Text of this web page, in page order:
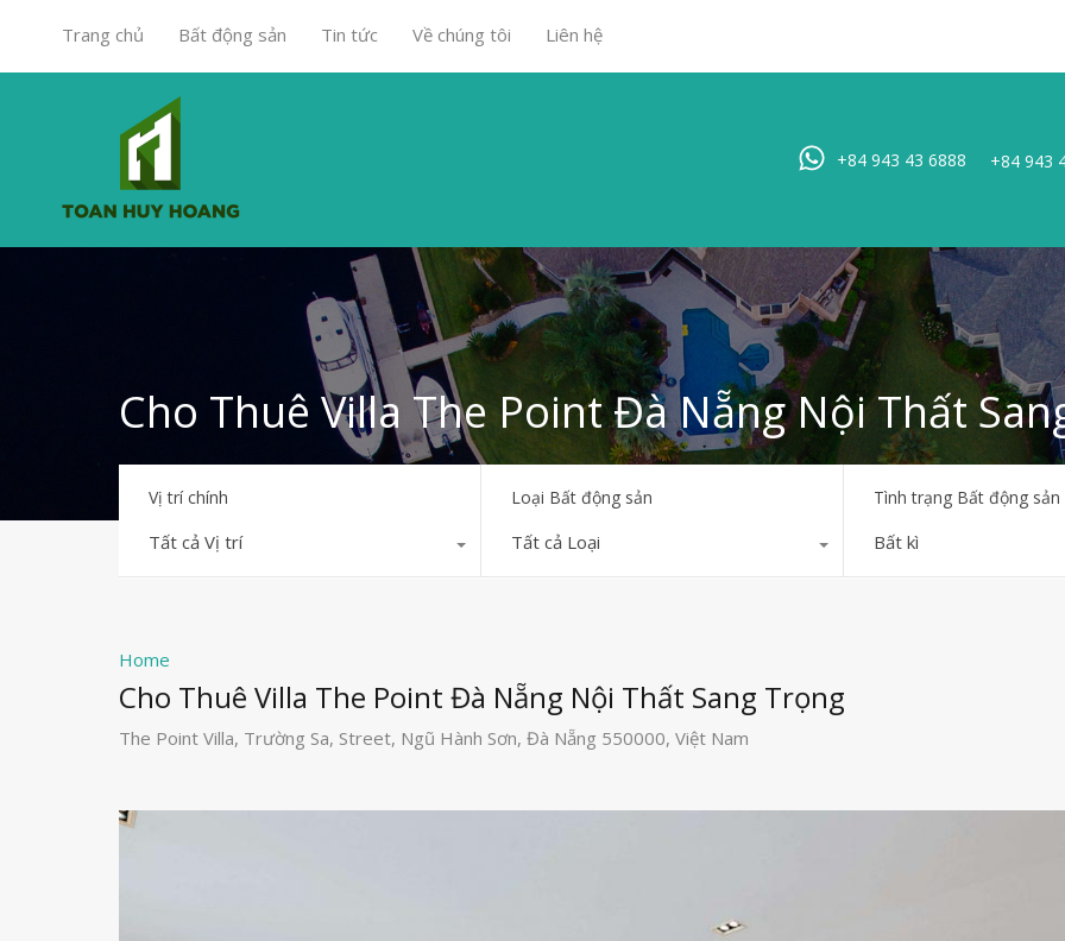
Trang chủ Bất động sản Tin tức Về chúng tôi Liên hệ
+84 943 43 6888 +84 943
Cho Thuê Villa The Point Đà Nẵng Nội Thất
Vị trí chính
Tất cả Vị trí
Loại Bất động sản
Tất cả Loại
Tình trạng Bất động sản
Bất kì
Home
Cho Thuê Villa The Point Đà Nẵng Nội Thất Sang Trọng
The Point Villa, Trường Sa, Street, Ngũ Hành Sơn, Đà Nẵng 550000, Việt Nam